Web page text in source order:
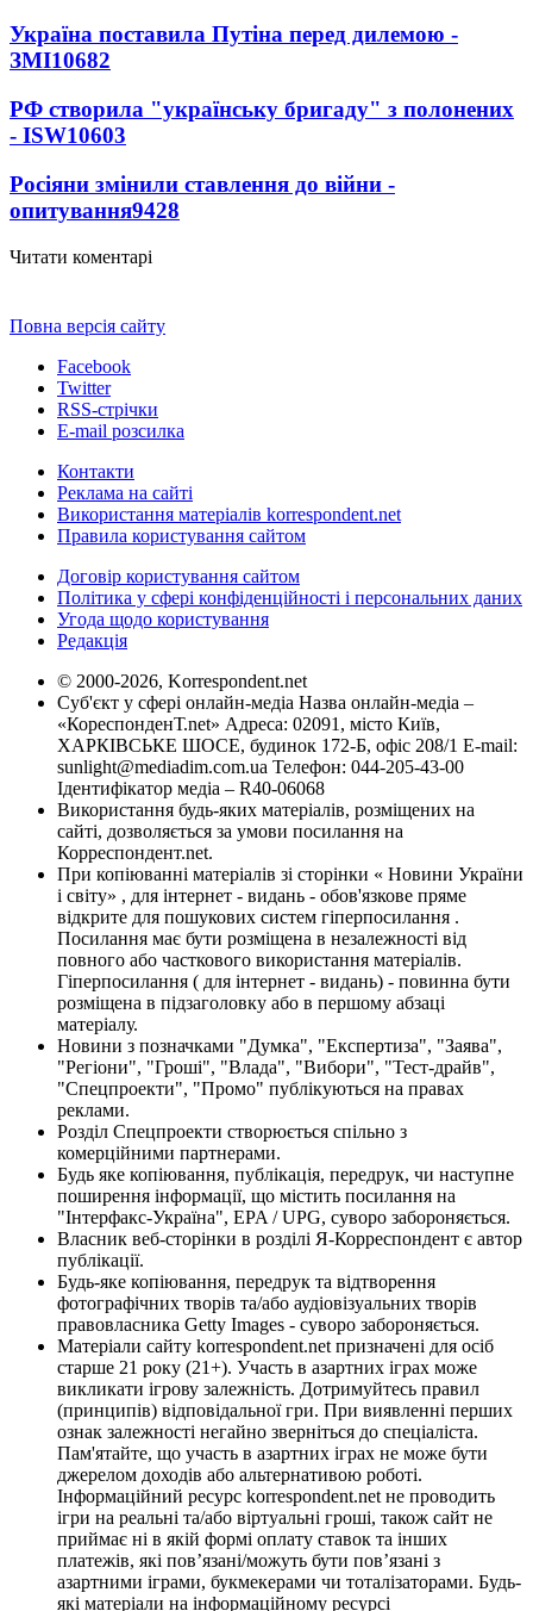
Україна поставила Путіна перед дилемою -
ЗМІ10682
РФ створила "українську бригаду" з полонених
- ISW10603
Росіяни змінили ставлення до війни -
опитування9428
Читати коментарі
Повна версія сайту
Facebook
Twitter
RSS-стрічки
E-mail розсилка
Контакти
Реклама на сайті
Використання матеріалів korrespondent.net
Правила користування сайтом
Договір користування сайтом
Політика у сфері конфіденційності і персональних даних
Угода щодо користування
Редакція
© 2000-2026, Korrespondent.net
Суб'єкт у сфері онлайн-медіа Назва онлайн-медіа –
«КореспонденТ.net» Адреса: 02091, місто Київ,
ХАРКІВСЬКЕ ШОСЕ, будинок 172-Б, офіс 208/1 E-mail:
sunlight@mediadim.com.ua Телефон: 044-205-43-00
Ідентифікатор медіа – R40-06068
Використання будь-яких матеріалів, розміщених на
сайті, дозволяється за умови посилання на
Корреспондент.net.
При копіюванні матеріалів зі сторінки « Новини України
і світу» , для інтернет - видань - обов'язкове пряме
відкрите для пошукових систем гіперпосилання .
Посилання має бути розміщена в незалежності від
повного або часткового використання матеріалів.
Гіперпосилання ( для інтернет - видань) - повинна бути
розміщена в підзаголовку або в першому абзаці
матеріалу.
Новини з позначками "Думка", "Експертиза", "Заява",
"Регіони", "Гроші", "Влада", "Вибори", "Тест-драйв",
"Спецпроекти", "Промо" публікуються на правах
реклами.
Розділ Спецпроекти створюється спільно з
комерційними партнерами.
Будь яке копіювання, публікація, передрук, чи наступне
поширення інформації, що містить посилання на
"Інтерфакс-Україна", EPA / UPG, суворо забороняється.
Власник веб-сторінки в розділі Я-Корреспондент є автор
публікації.
Будь-яке копіювання, передрук та відтворення
фотографічних творів та/або аудіовізуальних творів
правовласника Getty Images - суворо забороняється.
Матеріали сайту korrespondent.net призначені для осіб
старше 21 року (21+). Участь в азартних іграх може
викликати ігрову залежність. Дотримуйтесь правил
(принципів) відповідальної гри. При виявленні перших
ознак залежності негайно зверніться до спеціаліста.
Пам'ятайте, що участь в азартних іграх не може бути
джерелом доходів або альтернативою роботі.
Інформаційний ресурс korrespondent.net не проводить
ігри на реальні та/або віртуальні гроші, також сайт не
приймає ні в якій формі оплату ставок та інших
платежів, які пов’язані/можуть бути пов’язані з
азартними іграми, букмекерами чи тоталізаторами. Будь-
які матеріали на інформаційному ресурсі